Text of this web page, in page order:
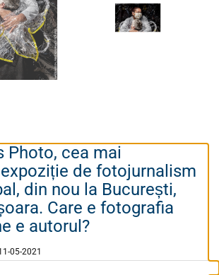
Photo, cea mai
de fotojurnalism
din nou la București,
Care e fotografia
e autorul?
05-2021